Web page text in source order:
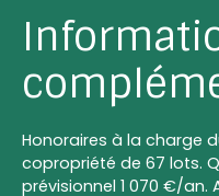
Honoraires à la charge
copropriété de 67 lots.
prévisionnel 1 070 €/an.